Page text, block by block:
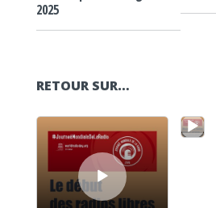
2025
RETOUR SUR…
Lecteur audio
Lecteur audio